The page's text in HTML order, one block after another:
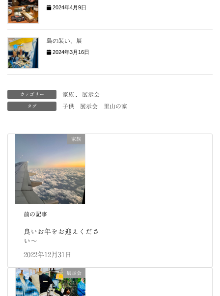
2024年4月9日
島の装い。展
2024年3月16日
カテゴリー 家族 展示会
タグ 子供 展示会 里山の家
家族
前の記事
良いお年をお迎えくださ
い〜
2022年12月31日
展示会